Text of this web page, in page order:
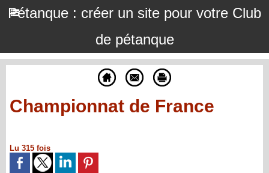
Pétanque : créer un site pour votre Club
de pétanque
Championnat de France
Lu 315 fois